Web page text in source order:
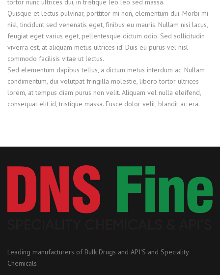
tortor nunc ultrices dui, in tristique leo leo sed massa.
Quisque et lectus pulvinar, porttitor mi non, elementum dui. Morbi mi
nisl, tincidunt sed venenatis eget, finibus eu mauris. Nullam nisi lacus,
feugiat eget varius eget, pellentesque dictum odio. Sed sollicitudin
viverra est, at aliquam metus ultrices id. Duis eu purus vel nisl
commodo facilisis vitae ut lectus.
Sed elementum dapibus tellus, a dictum metus interdum ac. Nullam
condimentum, dui volutpat fringilla molestie, libero tortor ultrices
lorem, at tempus diam purus non velit. Aliquam vel nulla eleifend,
consequat elit id, tristique massa. Fusce dolor velit, blandit ac era.
Leading manufacturers of Bulk Drugs and API'S and Speciality
Chemicals